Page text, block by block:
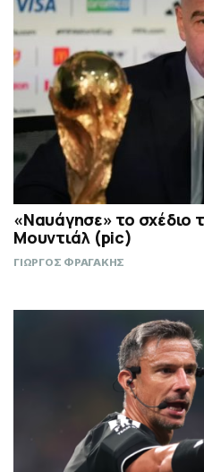
«Ναυάγησε» το σχέδιο
Μουντιάλ (pic)
ΓΙΩΡΓΟΣ ΦΡΑΓΑΚΗΣ